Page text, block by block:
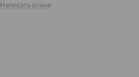
Написать отзыв